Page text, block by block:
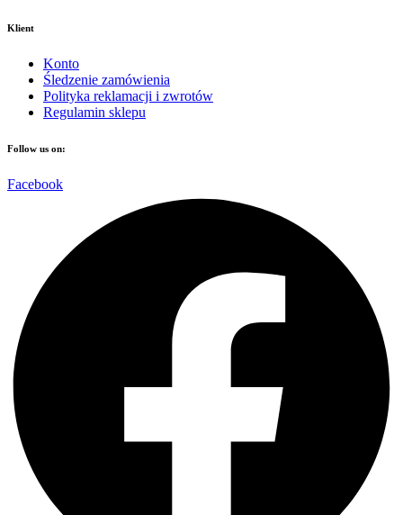
Klient
Konto
Śledzenie zamówienia
Polityka reklamacji i zwrotów
Regulamin sklepu
Follow us on:
Facebook